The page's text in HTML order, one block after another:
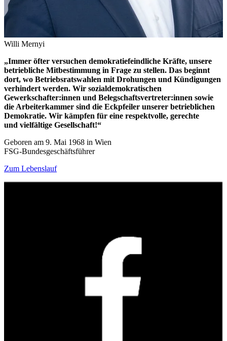
Willi Mernyi
„Immer öfter versuchen demokratiefeindliche Kräfte, unsere
betriebliche Mitbestimmung in Frage zu stellen. Das beginnt
dort, wo Betriebsratswahlen mit Drohungen und Kündigungen
verhindert werden. Wir sozialdemokratischen
Gewerkschafter:innen und Belegschaftsvertreter:innen sowie
die Arbeiterkammer sind die Eckpfeiler unserer betrieblichen
Demokratie. Wir kämpfen für eine respektvolle, gerechte
und vielfältige Gesellschaft!“
Geboren am 9. Mai 1968 in Wien
FSG-Bundesgeschäftsführer
Zum Lebenslauf